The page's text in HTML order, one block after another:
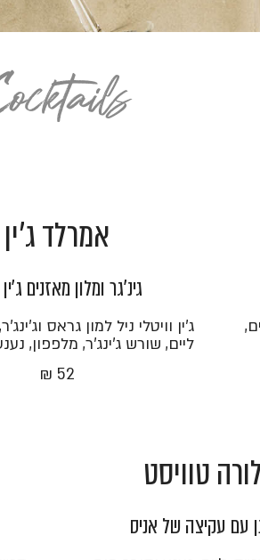
אמרלד ג'ין
גינ'גר ומלון מאזנים
ג'ין וויטלי ניל למון גראס
ליים, שורש ג'ינג'ר, מלפפון,
52 ₪
טוויסט
עם עקיצה של אניס